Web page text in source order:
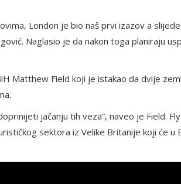
London je bio naš prvi izazov a
Naglasio je da nakon toga planiraju
Matthew Field koji je istakao da dvije
jačanju tih veza”, naveo je Field.
sektora iz Velike Britanije koji će u